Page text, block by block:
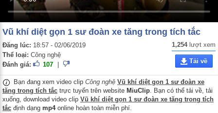
Vũ khí diệt gọn 1 sư đoàn xe tăng trong tích tắc
Đăng lúc: 18:57 - 02/06/2019
Thể loại: Công nghệ
Đánh giá:
107
1,254lượt xem
Tải về
Bạn đang xem video clip Công nghệ Vũ khí diệt gọn 1 sư đoàn xe
tăng trong tích tắc trực tuyến trên website MiuClip. Bạn có thể tải về, tải
xuống, download video clip Vũ khí diệt gọn 1 sư đoàn xe tăng trong tích
tắc định dạng mp4online hoàn toàn miễn phí.